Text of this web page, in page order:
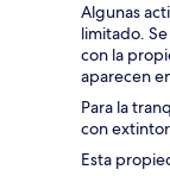
Algunas
limitado.
con la
aparecen
Para la
con
Esta